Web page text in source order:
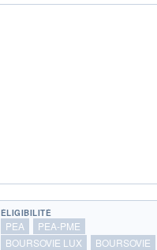
ÉLIGIBILITÉ
PEA
PEA-PME
BOURSOVIE LUX
BOURSOVIE